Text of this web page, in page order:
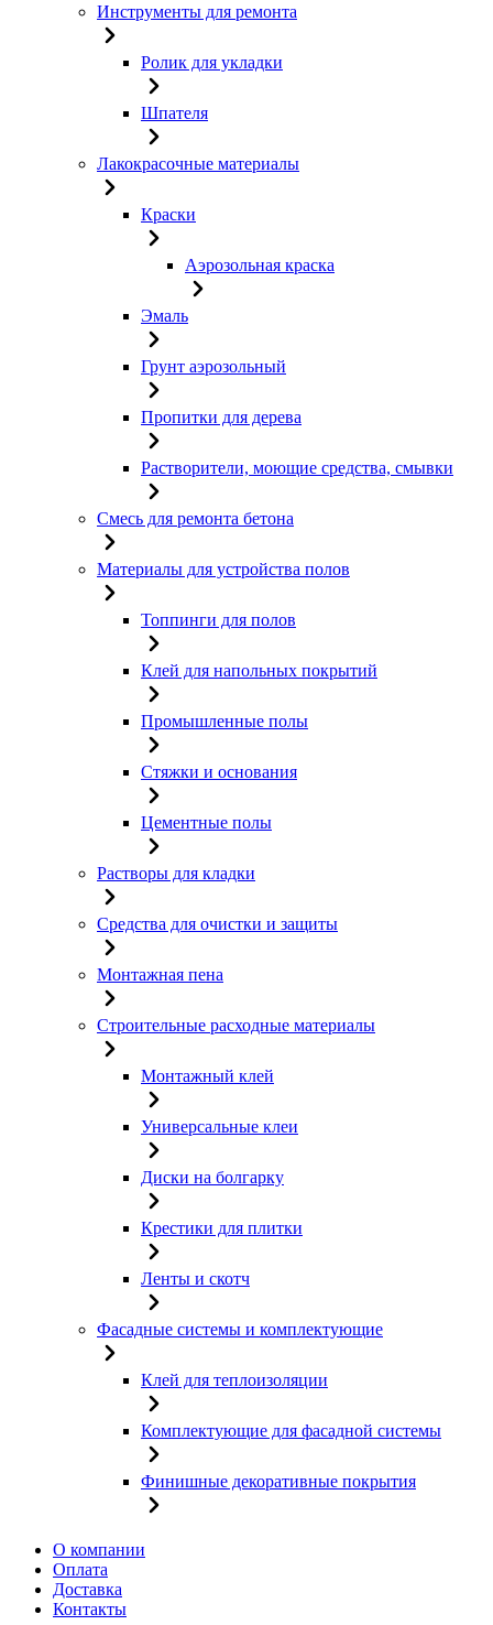
Инструменты для ремонта
Ролик для укладки
Шпателя
Лакокрасочные материалы
Краски
Аэрозольная краска
Эмаль
Грунт аэрозольный
Пропитки для дерева
Растворители, моющие средства, смывки
Смесь для ремонта бетона
Материалы для устройства полов
Топпинги для полов
Клей для напольных покрытий
Промышленные полы
Стяжки и основания
Цементные полы
Растворы для кладки
Средства для очистки и защиты
Монтажная пена
Строительные расходные материалы
Монтажный клей
Универсальные клеи
Диски на болгарку
Крестики для плитки
Ленты и скотч
Фасадные системы и комплектующие
Клей для теплоизоляции
Комплектующие для фасадной системы
Финишные декоративные покрытия
О компании
Оплата
Доставка
Контакты